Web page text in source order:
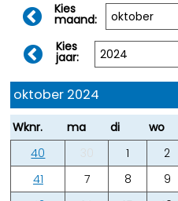
Kies
maand:
Kies
jaar:
oktober 2024
Wknr. ma di wo
40
30 1 2
41
7 8 9